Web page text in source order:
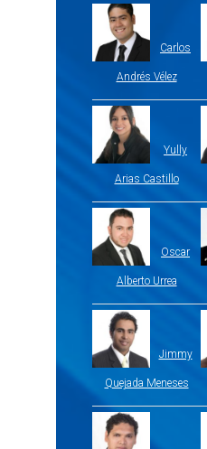
Carlos
Andrés Vélez
Yully
Arias Castillo
Oscar
Alberto Urrea
Jimmy
Quejada Meneses